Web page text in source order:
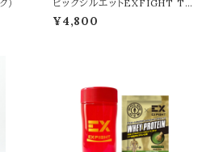
）
ビッグシルエットEXFIGHT Tシ
ャツ（ブラック）
¥4,800